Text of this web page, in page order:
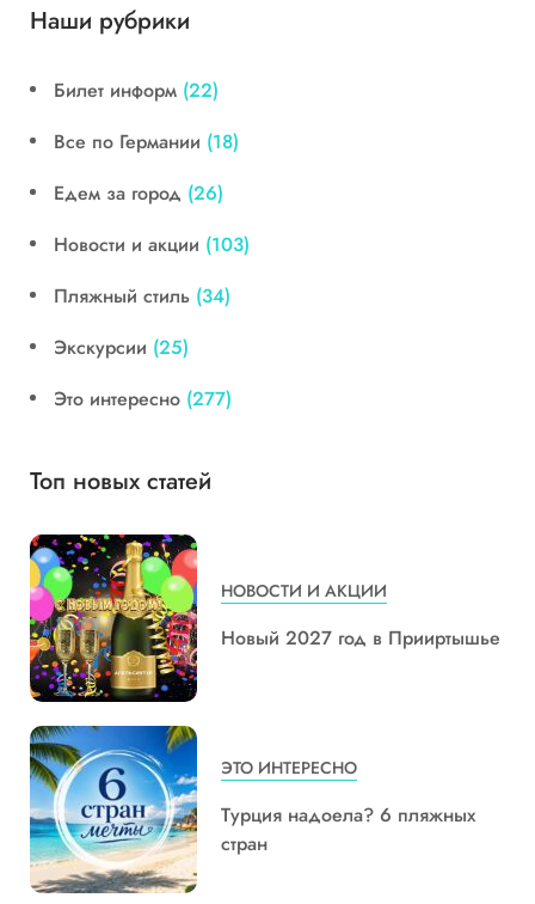
Наши рубрики
Билет информ (22)
Все по Германии (18)
Едем за город (26)
Новости и акции (103)
Пляжный стиль (34)
Экскурсии (25)
Это интересно (277)
Топ новых статей
НОВОСТИ И АКЦИИ
Новый 2027 год в Прииртышье
ЭТО ИНТЕРЕСНО
Турция надоела? 6 пляжных
стран